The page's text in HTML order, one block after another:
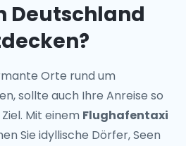
Deutschland
Orte rund um
sollte auch Ihre Anreise so
Mit einem Flughafentaxi
Sie idyllische Dörfer, Seen